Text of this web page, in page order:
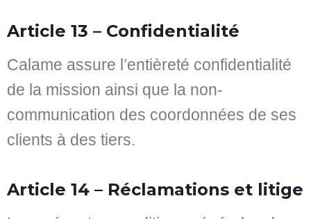
Article 13 – Confidentialité
Calame assure l’entièreté confidentialité
de la mission ainsi que la non-
communication des coordonnées de ses
clients à des tiers.
Article 14 – Réclamations et litige